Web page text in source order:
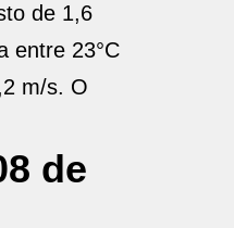
de 1,6
entre 23°C
m/s. O
de